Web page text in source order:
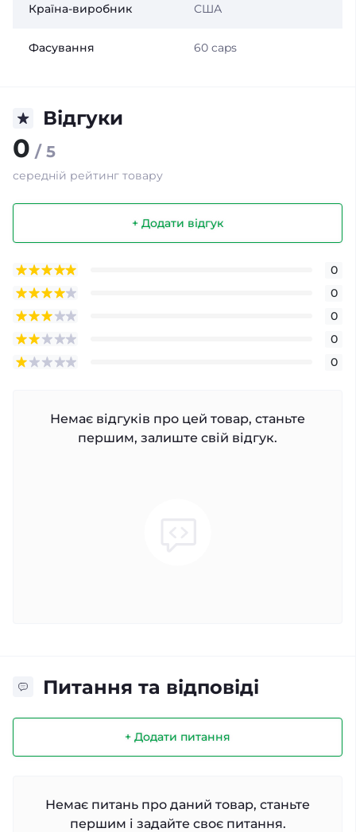
Країна-виробник США
Фасування 60 caps
Відгуки
0 / 5
середній рейтинг товару
+ Додати відгук
0
0
0
0
0
Немає відгуків про цей товар, станьте
першим, залиште свій відгук.
Питання та відповіді
+ Додати питання
Немає питань про даний товар, станьте
першим і задайте своє питання.